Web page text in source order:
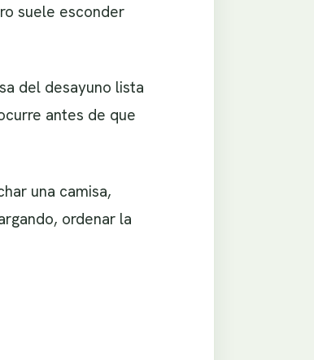
suele esconder
del desayuno lista
antes de que
una camisa,
ordenar la